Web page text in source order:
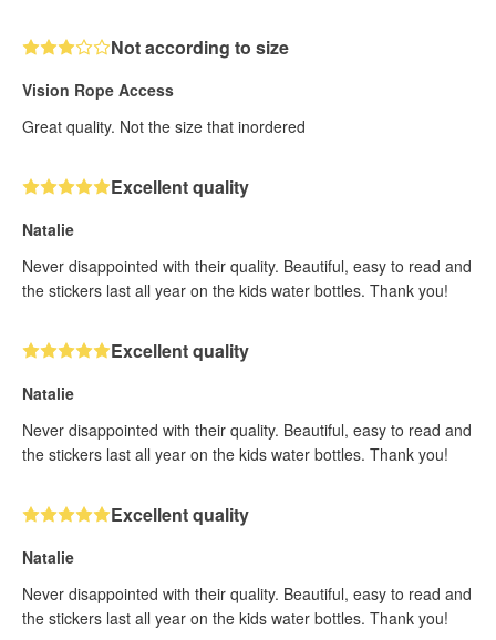
Not according to size
Vision Rope Access
Great quality. Not the size that inordered
Excellent quality
Natalie
Never disappointed with their quality. Beautiful, easy to read and
the stickers last all year on the kids water bottles. Thank you!
Excellent quality
Natalie
Never disappointed with their quality. Beautiful, easy to read and
the stickers last all year on the kids water bottles. Thank you!
Excellent quality
Natalie
Never disappointed with their quality. Beautiful, easy to read and
the stickers last all year on the kids water bottles. Thank you!